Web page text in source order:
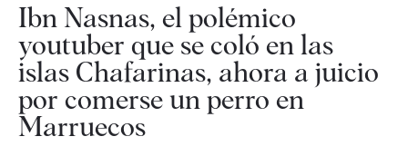
Ibn Nasnas, el polémico
youtuber que se coló en las
islas Chafarinas, ahora a juicio
por comerse un perro en
Marruecos